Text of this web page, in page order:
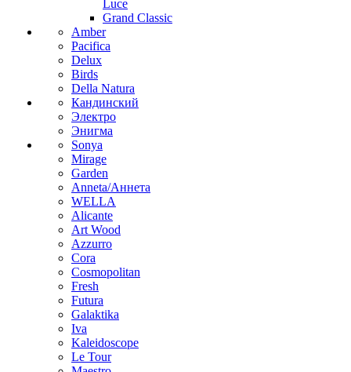
Luce
Grand Classic
Amber
Pacifica
Delux
Birds
Della Natura
Кандинский
Электро
Энигма
Sonya
Mirage
Garden
Anneta/Аннета
WELLA
Alicante
Art Wood
Azzurro
Cora
Cosmopolitan
Fresh
Futura
Galaktika
Iva
Kaleidoscope
Le Tour